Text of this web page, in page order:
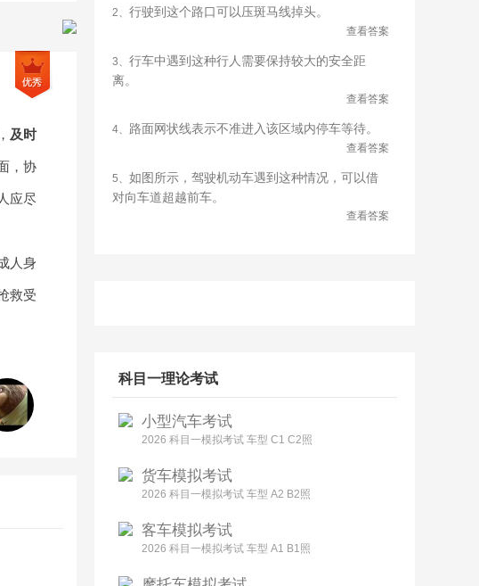
及时
，协
应尽
人身
救受
2、 行驶到这个路口可以压斑马线掉头。
查看答案
3、 行车中遇到这种行人需要保持较大的安全距
离。
查看答案
4、 路面网状线表示不准进入该区域内停车等待。
查看答案
5、 如图所示，驾驶机动车遇到这种情况，可以借
对向车道超越前车。
查看答案
科目一理论考试
小型汽车考试
2026 科目一模拟考试 车型 C1 C2照
货车模拟考试
2026 科目一模拟考试 车型 A2 B2照
客车模拟考试
2026 科目一模拟考试 车型 A1 B1照